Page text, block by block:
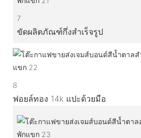
7
ขัดผลิตภัณฑ์กึ่งสำเร็จรูป
8
ฟอยล์ทอง 14k แปะด้วยมือ